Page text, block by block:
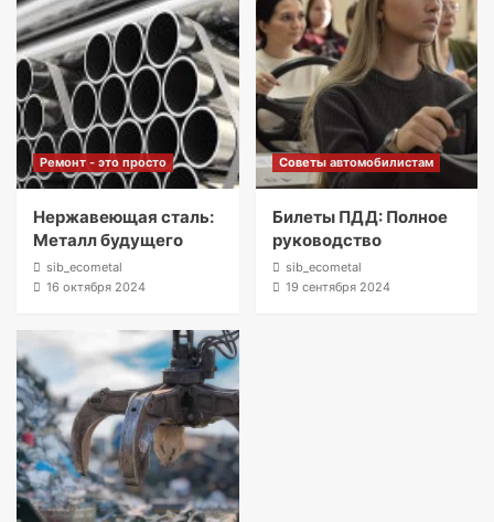
Ремонт - это просто
Нержавеющая сталь:
Металл будущего
sib_ecometal
16 октября 2024
Советы автомобилистам
Билеты ПДД: Полное
руководство
sib_ecometal
19 сентября 2024